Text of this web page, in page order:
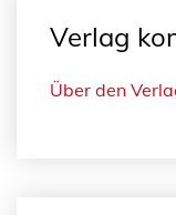
Verlag
Über den